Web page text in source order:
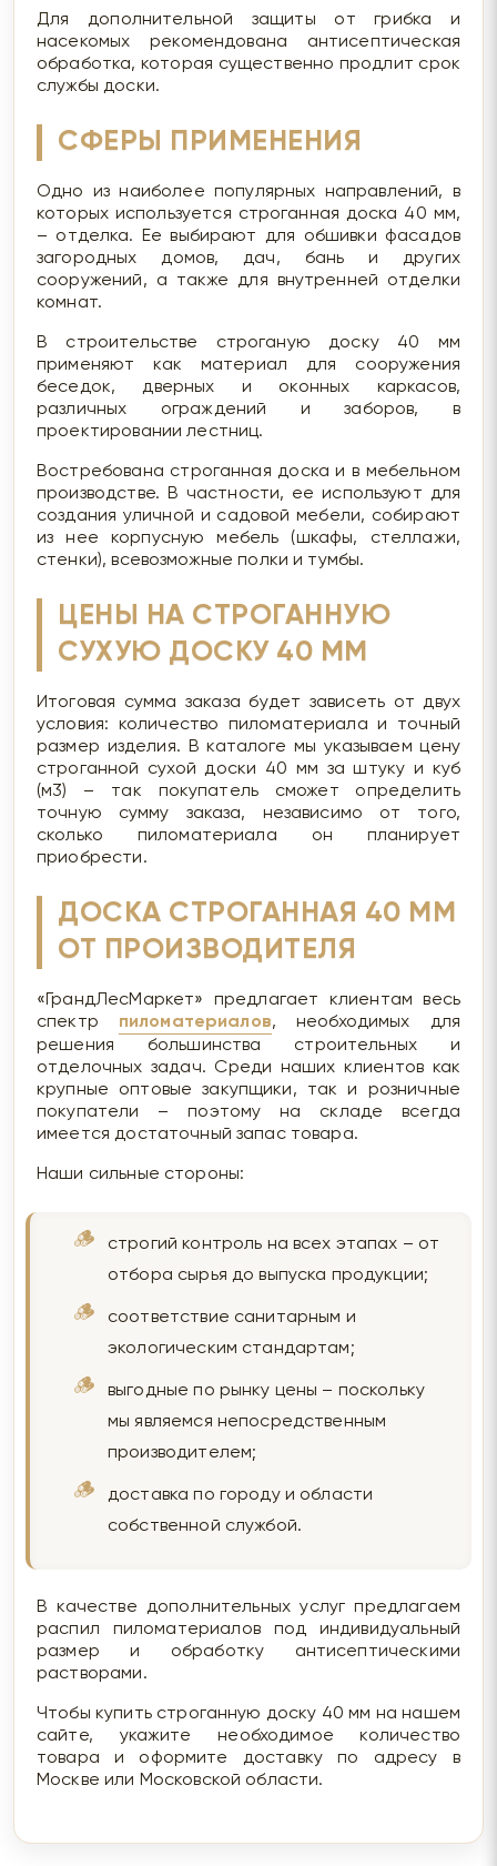
Для дополнительной защиты от грибка и
насекомых рекомендована антисептическая
обработка, которая существенно продлит срок
службы доски.
СФЕРЫ ПРИМЕНЕНИЯ
Одно из наиболее популярных направлений, в
которых используется строганная доска 40 мм,
– отделка. Ее выбирают для обшивки фасадов
загородных домов, дач, бань и других
сооружений, а также для внутренней отделки
комнат.
В строительстве строганую доску 40 мм
применяют как материал для сооружения
беседок, дверных и оконных каркасов,
различных ограждений и заборов, в
проектировании лестниц.
Востребована строганная доска и в мебельном
производстве. В частности, ее используют для
создания уличной и садовой мебели, собирают
из нее корпусную мебель (шкафы, стеллажи,
стенки), всевозможные полки и тумбы.
ЦЕНЫ НА СТРОГАННУЮ
СУХУЮ ДОСКУ 40 ММ
Итоговая сумма заказа будет зависеть от двух
условия: количество пиломатериала и точный
размер изделия. В каталоге мы указываем цену
строганной сухой доски 40 мм за штуку и куб
(м3) – так покупатель сможет определить
точную сумму заказа, независимо от того,
сколько пиломатериала он планирует
приобрести.
ДОСКА СТРОГАННАЯ 40 ММ
ОТ ПРОИЗВОДИТЕЛЯ
«ГрандЛесМаркет» предлагает клиентам весь
спектр пиломатериалов, необходимых для
решения большинства строительных и
отделочных задач. Среди наших клиентов как
крупные оптовые закупщики, так и розничные
покупатели – поэтому на складе всегда
имеется достаточный запас товара.
Наши сильные стороны:
строгий контроль на всех этапах – от
отбора сырья до выпуска продукции;
соответствие санитарным и
экологическим стандартам;
выгодные по рынку цены – поскольку
мы являемся непосредственным
производителем;
доставка по городу и области
собственной службой.
В качестве дополнительных услуг предлагаем
распил пиломатериалов под индивидуальный
размер и обработку антисептическими
растворами.
Чтобы купить строганную доску 40 мм на нашем
сайте, укажите необходимое количество
товара и оформите доставку по адресу в
Москве или Московской области.